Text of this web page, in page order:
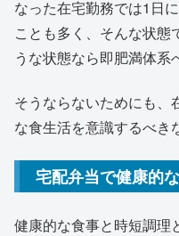
なった在宅勤務では1日
ことも多く、そんな状態
うな状態なら即肥満体系
そうならないためにも、
な食生活を意識するべき
宅配弁当で健康的
健康的な食事と時短調理